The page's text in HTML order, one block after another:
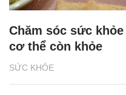
SỨC KHỎE
Chăm sóc sức
cơ thể còn khỏe